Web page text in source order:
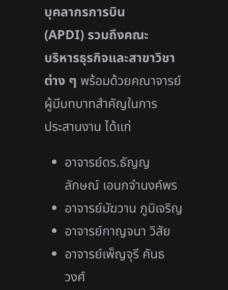
บุคลากรการบิน
(APDI) รวมถึงคณะ
บริหารธุรกิจและสาขาวิชา
ต่าง ๆ พร้อมด้วยคณาจารย์
ผู้มีบทบาทสำคัญในการ
ประสานงาน ได้แก่
อาจารย์ดร.ธัญญ
ลักษณ์ เอนกจำนงค์พร
อาจารย์มัฆวาน ภูมิเจริญ
อาจารย์กาญจนา วิสัย
อาจารย์เพ็ญจุรี คันธ
วงศ์